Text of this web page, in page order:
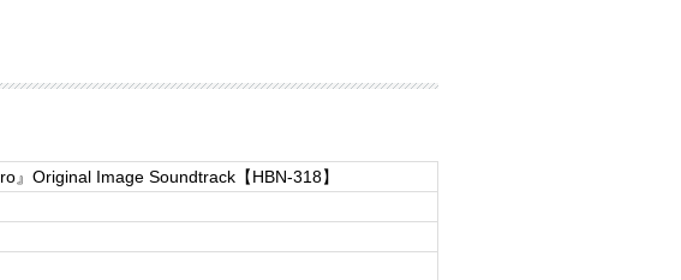
Original Image Soundtrack【HBN-318】